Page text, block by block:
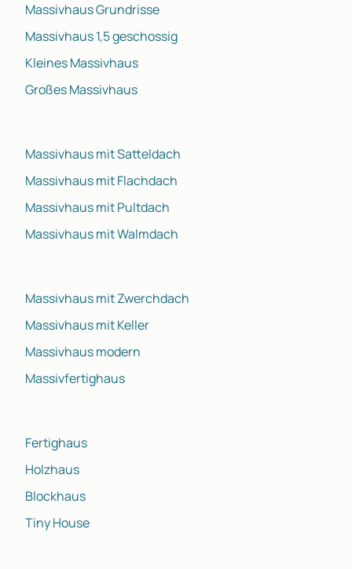
Massivhaus Grundrisse
Massivhaus 1,5 geschossig
Kleines Massivhaus
Großes Massivhaus
Massivhaus mit Satteldach
Massivhaus mit Flachdach
Massivhaus mit Pultdach
Massivhaus mit Walmdach
Massivhaus mit Zwerchdach
Massivhaus mit Keller
Massivhaus modern
Massivfertighaus
Fertighaus
Holzhaus
Blockhaus
Tiny House